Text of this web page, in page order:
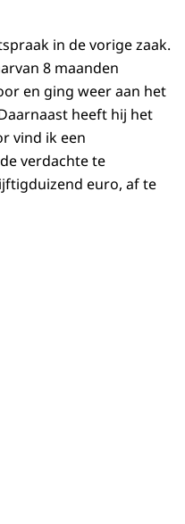
in de vorige zaak.
8 maanden
en ging weer aan het
heeft hij het
vind ik een
verdachte te
euro, af te